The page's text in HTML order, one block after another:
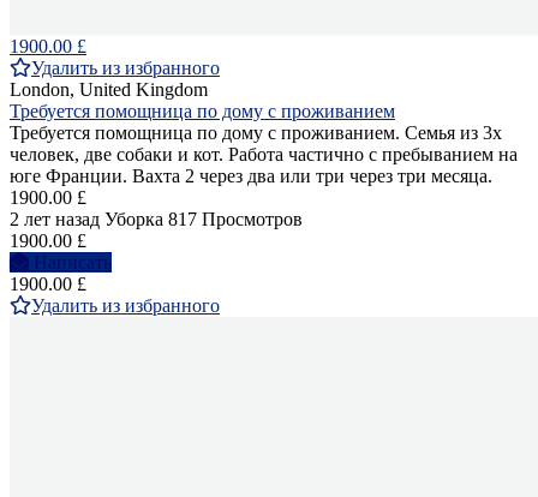
1900.00 £
Удалить из избранного
London, United Kingdom
Требуется помощница по дому с проживанием
Требуется помощница по дому с проживанием. Семья из 3х
человек, две собаки и кот. Работа частично с пребыванием на
юге Франции. Вахта 2 через два или три через три месяца.
1900.00 £
2 лет назад Уборка 817 Просмотров
1900.00 £
Написать
1900.00 £
Удалить из избранного